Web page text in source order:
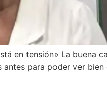
en tensión» La buena
para poder ver